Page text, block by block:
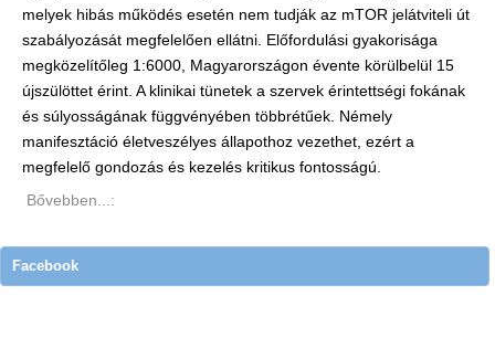
melyek hibás működés esetén nem tudják az mTOR jelátviteli út
szabályozását megfelelően ellátni. Előfordulási gyakorisága
megközelítőleg 1:6000, Magyarországon évente körülbelül 15
újszülöttet érint. A klinikai tünetek a szervek érintettségi fokának
és súlyosságának függvényében többrétűek. Némely
manifesztáció életveszélyes állapothoz vezethet, ezért a
megfelelő gondozás és kezelés kritikus fontosságú.
Bővebben...:
Facebook